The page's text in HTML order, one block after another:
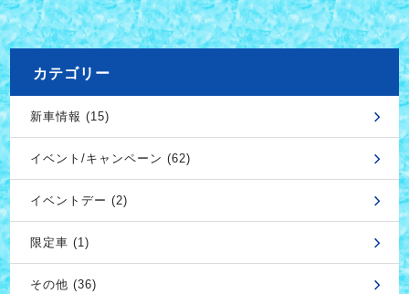
カテゴリー
新車情報 (15)
イベント/キャンペーン (62)
イベントデー (2)
限定車 (1)
その他 (36)